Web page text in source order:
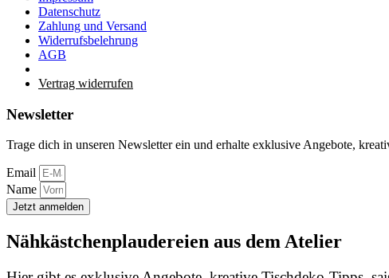
Datenschutz
Zahlung und Versand
Widerrufsbelehrung
AGB
Vertrag widerrufen
Newsletter
Trage dich in unseren Newsletter ein und erhalte exklusive Angebote,
Email
Name
Jetzt anmelden
Nähkästchenplaudereien aus dem Atelier